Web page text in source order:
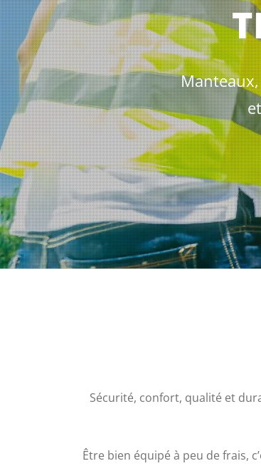
Sécurité, confort, qualité et
Être bien équipé à peu de frais,